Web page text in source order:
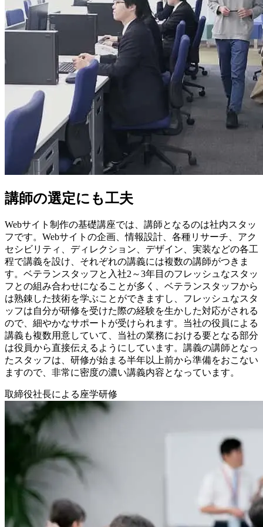
講師の選定にも工夫
Webサイト制作の基礎講座では、講師となるのは社内スタッ
フです。Webサイトの企画、情報設計、各種リサーチ、アク
セシビリティ、ディレクション、デザイン、実装などの各工
程で講義を設け、それぞれの講義には複数の講師がつきま
す。ベテランスタッフと入社2～3年目のフレッシュなスタッ
フとの組み合わせになることが多く、ベテランスタッフから
は熟錬した技術を学ぶことができますし、フレッシュなスタ
ッフは自分が研修を受けた際の経験を生かした対応がされる
ので、細やかなサポートが受けられます。当社の役員による
講義も複数用意していて、当社の業務における要となる部分
は役員から直接伝えるようにしています。講義の講師となっ
たスタッフは、研修が始まる半年以上前から準備をおこない
ますので、非常に密度の濃い講義内容となっています。
取締役社長による座学研修